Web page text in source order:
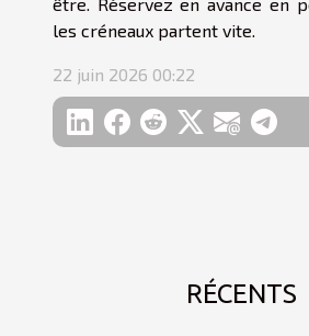
être. Réservez en avance en
les créneaux partent vite.
22 juin 2026 00:22
RÉCENTS